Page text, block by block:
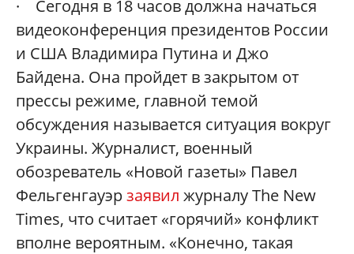
· Сегодня в 18 часов должна начаться
видеоконференция президентов России
и США Владимира Путина и Джо
Байдена. Она пройдет в закрытом от
прессы режиме, главной темой
обсуждения называется ситуация вокруг
Украины. Журналист, военный
обозреватель «Новой газеты» Павел
Фельгенгауэрзаявил журналу The New
Times, что считает «горячий» конфликт
вполне вероятным. «Конечно, такая